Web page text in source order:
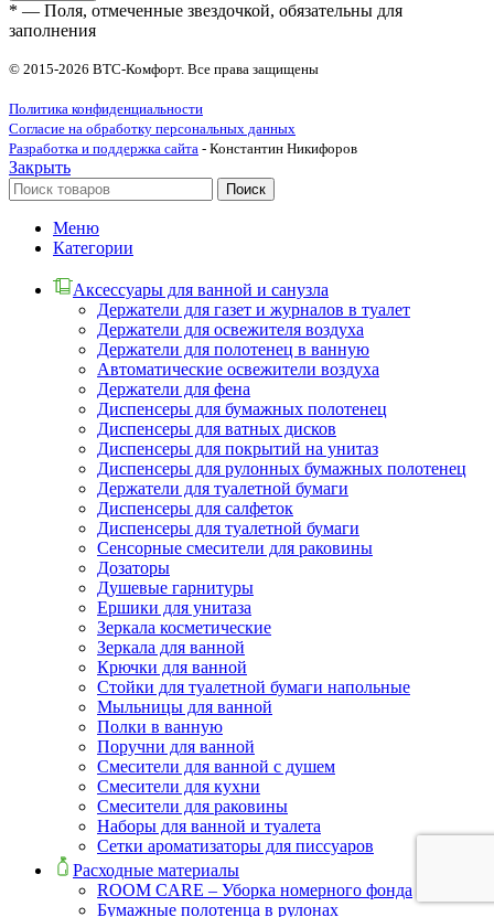
* — Поля, отмеченные звездочкой, обязательны для
заполнения
© 2015-2026 ВТС-Комфорт. Все права защищены
Политика конфиденциальности
Согласие на обработку персональных данных
Разработка и поддержка сайта - Константин Никифоров
Закрыть
Поиск
Меню
Категории
Аксессуары для ванной и санузла
Держатели для газет и журналов в туалет
Держатели для освежителя воздуха
Держатели для полотенец в ванную
Автоматические освежители воздуха
Держатели для фена
Диспенсеры для бумажных полотенец
Диспенсеры для ватных дисков
Диспенсеры для покрытий на унитаз
Диспенсеры для рулонных бумажных полотенец
Держатели для туалетной бумаги
Диспенсеры для салфеток
Диспенсеры для туалетной бумаги
Сенсорные смесители для раковины
Дозаторы
Душевые гарнитуры
Ершики для унитаза
Зеркала косметические
Зеркала для ванной
Крючки для ванной
Стойки для туалетной бумаги напольные
Мыльницы для ванной
Полки в ванную
Поручни для ванной
Смесители для ванной с душем
Смесители для кухни
Смесители для раковины
Наборы для ванной и туалета
Сетки ароматизаторы для писсуаров
Расходные материалы
ROOM CARE – Уборка номерного фонда
Бумажные полотенца в рулонах